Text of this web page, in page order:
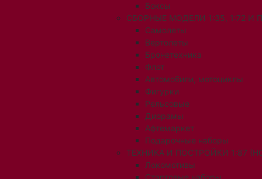
Боксы
СБОРНЫЕ МОДЕЛИ 1:35, 1:72 И
Самолеты
Вертолеты
Бронетехника
Флот
Автомобили, мотоциклы
Фигурки
Рельсовые
Диорамы
Афтемаркет
Подарочные наборы
ТЕХНИКА И ПОСТРОЙКИ 1:87
Локомотивы
Стартовые наборы